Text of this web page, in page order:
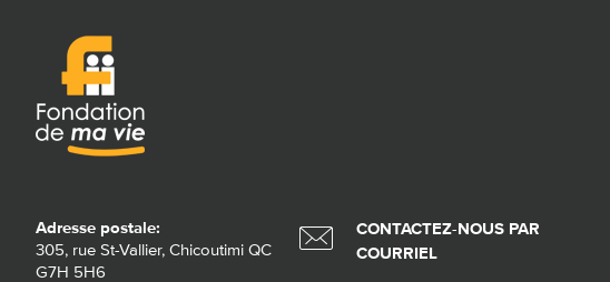
Adresse postale:
305, rue St-Vallier, Chicoutimi QC
G7H 5H6
CONTACTEZ-NOUS PAR
COURRIEL